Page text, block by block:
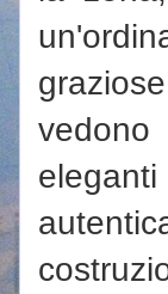
vedono